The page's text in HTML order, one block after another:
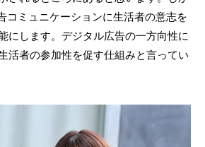
コミュニケーションに生活者の意志を
にします。デジタル広告の一方向性に
活者の参加性を促す仕組みと言ってい